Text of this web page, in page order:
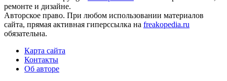
ремонте и дизайне.
Авторское право. При любом использовании материалов
сайта, прямая активная гиперссылка на freakopedia.ru
обязательна.
Карта сайта
Контакты
Об авторе